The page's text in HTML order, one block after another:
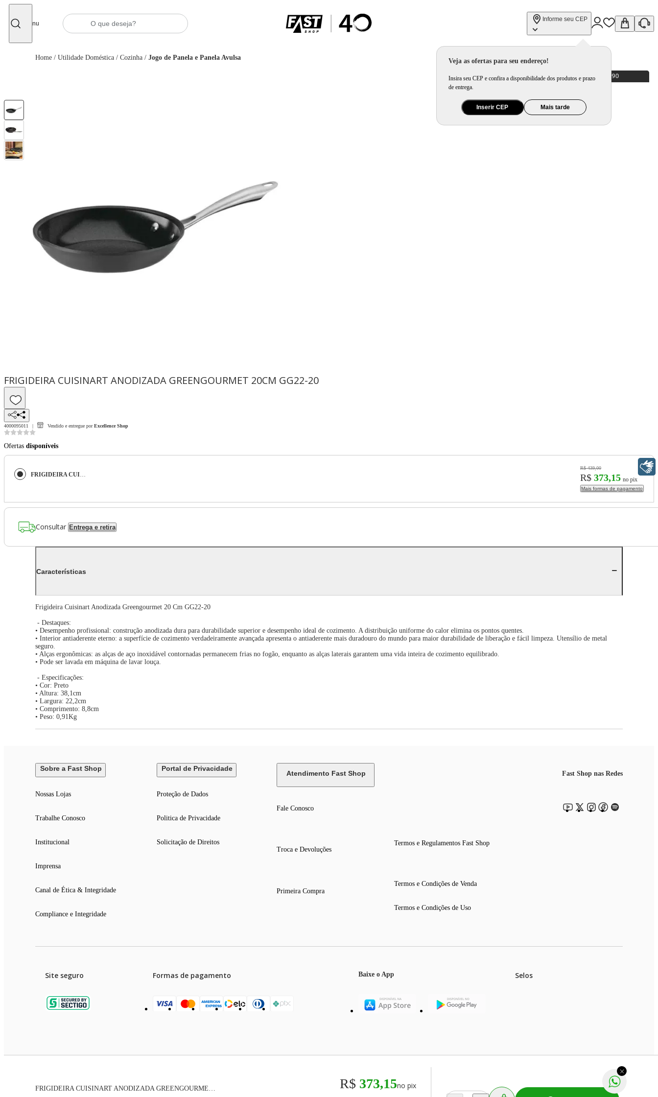
Menu
Informe seu CEP
Veja as ofertas para seu endereço!
Insira seu CEP e confira a disponibilidade dos produtos e prazo
de entrega.
Inserir CEP Mais tarde
Home / Utilidade Doméstica / Cozinha / Jogo de Panela e Panela Avulsa
R$ 373,15no pix
FRIGIDEIRA CUISINART ANODIZADA GREENGOURMET 20CM GG22-20
4000095011 Vendido e entregue por Excellence Shop
Ofertas disponíveis
FRIGIDEIRA CUISINART ANODIZADA GREENGOURMET 20CM GG22-20
R$ 439,00
R$ 373,15 no pix
Mais formas de pagamento
Consultar Entrega e retira
Características
Frigideira Cuisinart Anodizada Greengourmet 20 Cm GG22-20
- Destaques:
• Desempenho profissional: construção anodizada dura para durabilidade superior e desempenho ideal de cozimento. A distribuição uniforme do calor elimina os pontos quentes.
• Interior antiaderente eterno: a superfície de cozimento verdadeiramente avançada apresenta o antiaderente mais duradouro do mundo para maior durabilidade de liberação e fácil limpeza. Utensílio de metal
seguro.
• Alças ergonômicas: as alças de aço inoxidável contornadas permanecem frias no fogão, enquanto as alças laterais garantem uma vida inteira de cozimento equilibrado.
• Pode ser lavada em máquina de lavar louça.
- Especificações:
• Cor: Preto
• Altura: 38,1cm
• Largura: 22,2cm
• Comprimento: 8,8cm
• Peso: 0,91Kg
Sobre a Fast Shop
Nossas Lojas
Trabalhe Conosco
Institucional
Imprensa
Canal de Ética & Integridade
Compliance e Integridade
Portal de Privacidade
Proteção de Dados
Politica de Privacidade
Solicitação de Direitos
Atendimento Fast Shop
Fale Conosco
Troca e Devoluções
Primeira Compra
Termos e Regulamentos Fast Shop
Termos e Condições de Venda
Termos e Condições de Uso
Fast Shop nas Redes
Site seguro Formas de pagamento Baixe o App Selos
Preços e condições de pagamento válidos exclusivamente para compras efetuadas no site, podendo diferir na rede de lojas físicas.
As imagens dos produtos são meramente ilustrativas. Todos os preços e condições comerciais estão sujeitos a alteração sem aviso prévio. Fast Shop S. A. CNPJ: 43.708.379/0001-